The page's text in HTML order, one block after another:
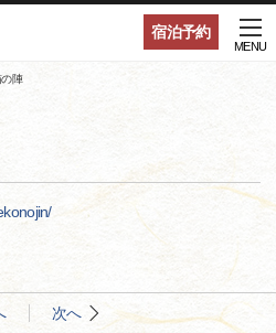
宿泊予約
MENU
陣
次へ